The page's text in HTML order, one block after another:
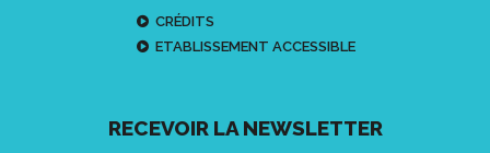
CRÉDITS
ETABLISSEMENT ACCESSIBLE
RECEVOIR LA NEWSLETTER